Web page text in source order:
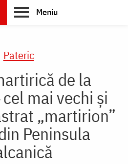
Meniu
Pateric
de la
mai vechi și
„martirion”
Peninsula